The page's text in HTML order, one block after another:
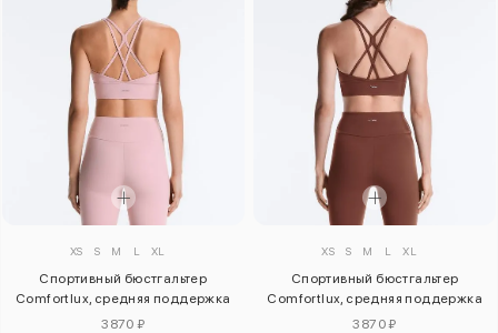
XS S M L XL
Спортивный бюстгальтер
Comfortlux, средняя поддержка
3870 ₽
XS S M L XL
Спортивный бюстгальтер
Comfortlux, средняя поддержка
3870 ₽